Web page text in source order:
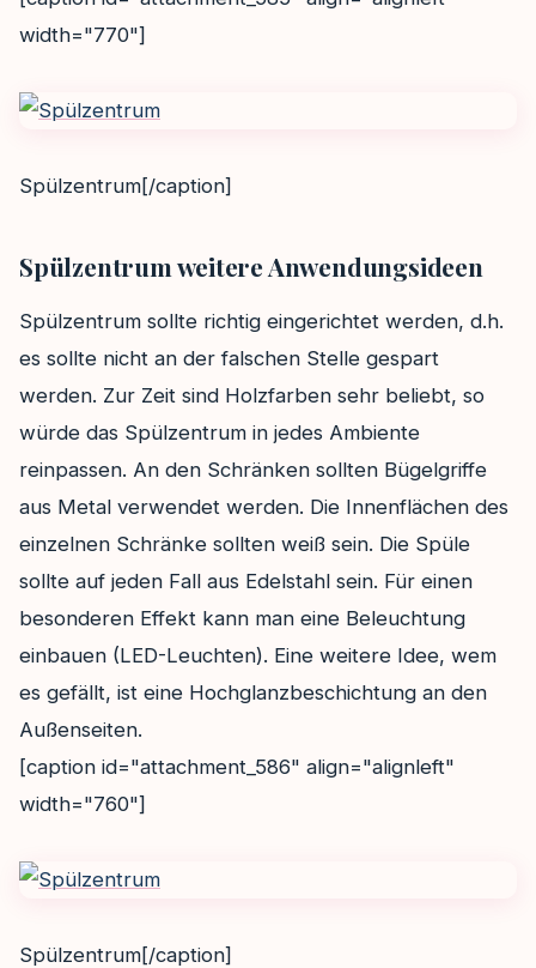
width="770"]
Spülzentrum[/caption]
Spülzentrum weitere Anwendungsideen
Spülzentrum sollte richtig eingerichtet werden, d.h.
es sollte nicht an der falschen Stelle gespart
werden. Zur Zeit sind Holzfarben sehr beliebt, so
würde das Spülzentrum in jedes Ambiente
reinpassen. An den Schränken sollten Bügelgriffe
aus Metal verwendet werden. Die Innenflächen des
einzelnen Schränke sollten weiß sein. Die Spüle
sollte auf jeden Fall aus Edelstahl sein. Für einen
besonderen Effekt kann man eine Beleuchtung
einbauen (LED-Leuchten). Eine weitere Idee, wem
es gefällt, ist eine Hochglanzbeschichtung an den
Außenseiten.
[caption id="attachment_586" align="alignleft"
width="760"]
Spülzentrum[/caption]